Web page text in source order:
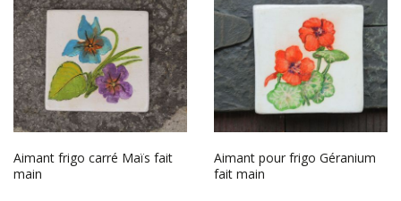
Aimant frigo carré Maïs fait
main
Aimant pour frigo Géranium
fait main